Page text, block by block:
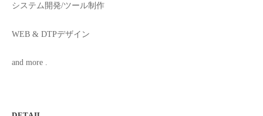
システム開発/ツール制作
WEB & DTPデザイン
and more .